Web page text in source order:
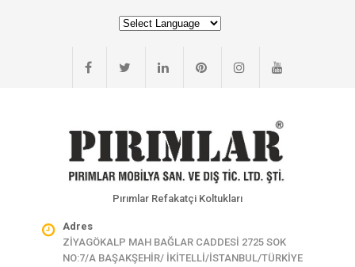
Pırımlar Refakatçi Koltukları
Adres
ZİYAGÖKALP MAH BAĞLAR CADDESİ 2725 SOK
NO:7/A BAŞAKŞEHİR/ İKİTELLİ/İSTANBUL/TÜRKİYE